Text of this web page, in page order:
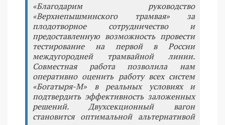
«Благодарим руководство
«Верхнепышминского трамвая» за
плодотворное сотрудничество и
предоставленную возможность провести
тестирование на первой в России
междугородней трамвайной линии.
Совместная работа позволила нам
оперативно оценить работу всех систем
«Богатыря-М» в реальных условиях и
подтвердить эффективность заложенных
решений. Двухсекционный вагон
становится оптимальной альтернативой